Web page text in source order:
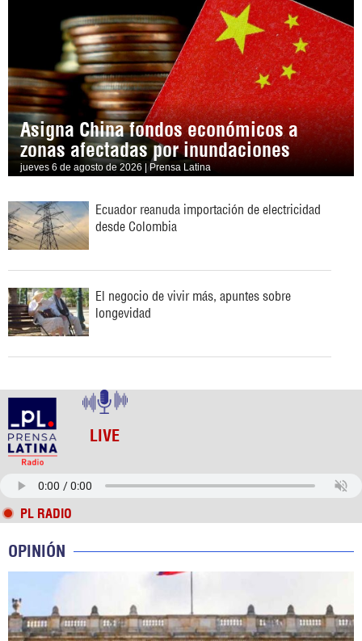
Asigna China fondos económicos a
zonas afectadas por inundaciones
jueves 6 de agosto de 2026 | Prensa Latina
Ecuador reanuda importación de electricidad
desde Colombia
El negocio de vivir más, apuntes sobre
longevidad
LIVE
PL RADIO
OPINIÓN